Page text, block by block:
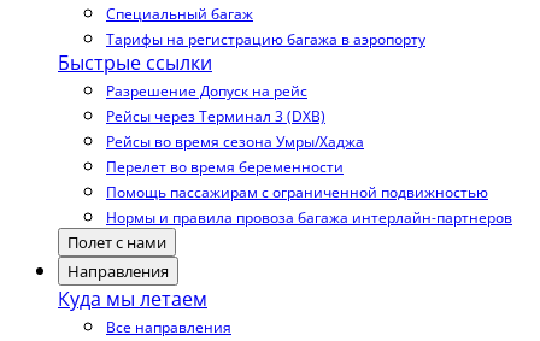
Специальный багаж
Тарифы на регистрацию багажа в аэропорту
Быстрые ссылки
Разрешение Допуск на рейс
Рейсы через Терминал 3 (DXB)
Рейсы во время сезона Умры/Хаджа
Перелет во время беременности
Помощь пассажирам с ограниченной подвижностью
Нормы и правила провоза багажа интерлайн-партнеров
Полет с нами
Направления
Куда мы летаем
Все направления